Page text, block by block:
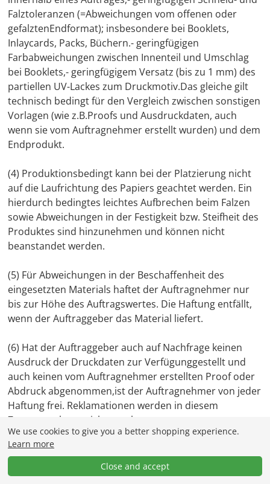
Falztoleranzen (=Abweichungen vom offenen oder
gefalztenEndformat); insbesondere bei Booklets,
Inlaycards, Packs, Büchern.- geringfügigen
Farbabweichungen zwischen Innenteil und Umschlag
bei Booklets,- geringfügigem Versatz (bis zu 1 mm) des
partiellen UV-Lackes zum Druckmotiv.Das gleiche gilt
technisch bedingt für den Vergleich zwischen sonstigen
Vorlagen (wie z.B.Proofs und Ausdruckdaten, auch
wenn sie vom Auftragnehmer erstellt wurden) und dem
Endprodukt.
(4) Produktionsbedingt kann bei der Platzierung nicht
auf die Laufrichtung des Papiers geachtet werden. Ein
hierdurch bedingtes leichtes Aufbrechen beim Falzen
sowie Abweichungen in der Festigkeit bzw. Steifheit des
Produktes sind hinzunehmen und können nicht
beanstandet werden.
(5) Für Abweichungen in der Beschaffenheit des
eingesetzten Materials haftet der Auftragnehmer nur
bis zur Höhe des Auftragswertes. Die Haftung entfällt,
wenn der Auftraggeber das Material liefert.
(6) Hat der Auftraggeber auch auf Nachfrage keinen
Ausdruck der Druckdaten zur Verfügunggestellt und
auch keinen vom Auftragnehmer erstellten Proof oder
Abdruck abgenommen,ist der Auftragnehmer von jeder
Haftung frei. Reklamationen werden in diesem
Zusammenhang nicht anerkannt.
(7) Mängel eines Teils der gelieferten Ware berechtigen
nicht zur Beanstandung der gesamten Lieferung, es sei
denn, dass die Teillieferung für den Auftraggeber ohne
We use cookies to give you a better shopping experience.
Learn more
Close and accept